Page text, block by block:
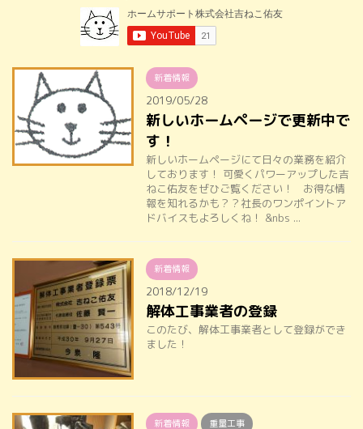
新着情報
2019/05/28
新しいホームページで更新中で
す！
新しいホームページにて日々の業務を紹介
しております！ 可愛くパワーアップした吉
ねこ佑友をぜひご覧ください！ お得な情
報を知れるかも？？社長のワンポイントア
ドバイスもよろしくね！ &nbs ...
新着情報
2018/12/19
解体工事業者の登録
このたび、解体工事業者として登録ができ
ました！
新着情報 重量工事